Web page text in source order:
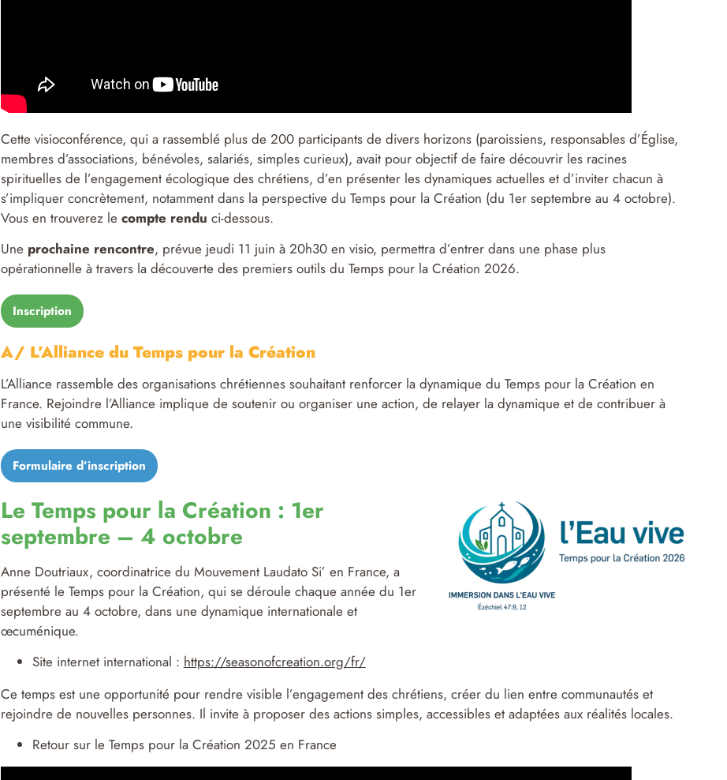
Cette visioconférence, qui a rassemblé plus de 200 participants de divers horizons (paroissiens, responsables d’Église,
membres d’associations, bénévoles, salariés, simples curieux), avait pour objectif de faire découvrir les racines
spirituelles de l’engagement écologique des chrétiens, d’en présenter les dynamiques actuelles et d’inviter chacun à
s’impliquer concrètement, notamment dans la perspective du Temps pour la Création (du 1er septembre au 4 octobre).
Vous en trouverez le compte rendu ci-dessous.
Une prochaine rencontre, prévue jeudi 11 juin à 20h30 en visio, permettra d’entrer dans une phase plus
opérationnelle à travers la découverte des premiers outils du Temps pour la Création 2026.
Inscription
A/ L’Alliance du Temps pour la Création
L’Alliance rassemble des organisations chrétiennes souhaitant renforcer la dynamique du Temps pour la Création en
France. Rejoindre l’Alliance implique de soutenir ou organiser une action, de relayer la dynamique et de contribuer à
une visibilité commune.
Formulaire d’inscription
Le Temps pour la Création : 1er
septembre – 4 octobre
Anne Doutriaux, coordinatrice du Mouvement Laudato Si’ en France, a
présenté le Temps pour la Création, qui se déroule chaque année du 1er
septembre au 4 octobre, dans une dynamique internationale et
œcuménique.
Site internet international : https://seasonofcreation.org/fr/
Ce temps est une opportunité pour rendre visible l’engagement des chrétiens, créer du lien entre communautés et
rejoindre de nouvelles personnes. Il invite à proposer des actions simples, accessibles et adaptées aux réalités locales.
Retour sur le Temps pour la Création 2025 en France